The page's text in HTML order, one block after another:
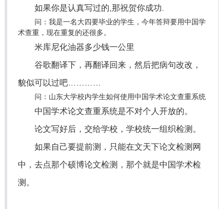
如果你是认真写过的,那祝贺你成功.
问：我是一名大四要毕业的学生，今年答辩要用中国学
术查重，现在重复的还很多。
米库尼化油器多少钱一公里
谷歌翻译下，再翻译回来，然后把病句改改，
貌似可以过吧…………
问：山东大学校内学生如何使用中国学术论文查重系统
中国学术论文查重系统是不对个人开放的。
论文写好后，交给学校，学校统一组织检测。
如果自己要提前测，只能在文天下论文检测网
中，去点那个硕博论文检测，那个就是中国学术检
测。